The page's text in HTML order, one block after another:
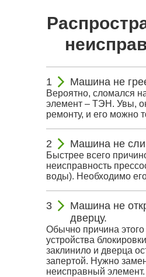
Машина не
Вероятно, сломался
элемент – ТЭН. Увы,
ремонту, и его можно
Машина не
Быстрее всего
неисправность
воды). Необходимо
Машина не
дверцу.
Обычно причина
устройства
заклинило и дверца
запертой. Нужно
неисправный элемент.